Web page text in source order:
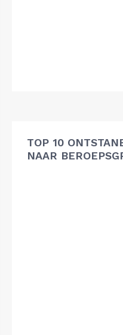
TOP 10
NAAR